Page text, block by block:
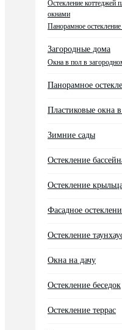
Остекление коттеджей
окнами
Панорамное
Загородные дома
Окна в пол в
Панорамное
Пластиковые окна
Зимние сады
Остекление
Остекление
Фасадное
Остекление
Окна на дачу
Остекление беседок
Остекление террас